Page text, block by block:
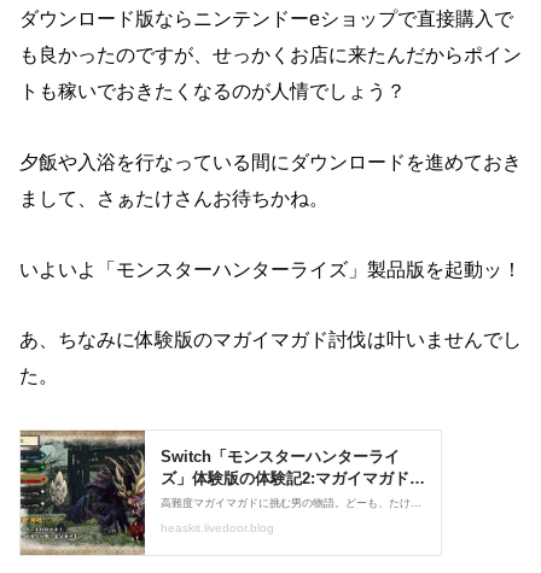
ダウンロード版ならニンテンドーeショップで直接購入で
も良かったのですが、せっかくお店に来たんだからポイン
トも稼いでおきたくなるのが人情でしょう？
夕飯や入浴を行なっている間にダウンロードを進めておき
まして、さぁたけさんお待ちかね。
いよいよ「モンスターハンターライズ」製品版を起動ッ！
あ、ちなみに体験版のマガイマガド討伐は叶いませんでし
た。